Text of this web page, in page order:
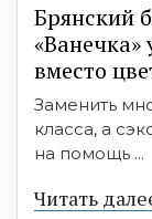
Брянский
«Ванечка»
вместо
Заменить
класса, а
на помощь ...
Читать